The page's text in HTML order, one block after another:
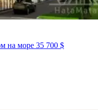
на море 35 700 $